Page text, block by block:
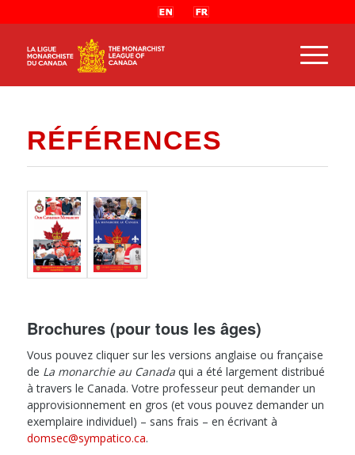
RÉFÉRENCES
Brochures (pour tous les âges)
Vous pouvez cliquer sur les versions anglaise ou française
de La monarchie au Canada qui a été largement distribué
à travers le Canada. Votre professeur peut demander un
approvisionnement en gros (et vous pouvez demander un
exemplaire individuel) – sans frais – en écrivant à
domsec@sympatico.ca.